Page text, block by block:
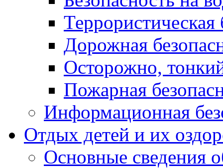
Террористическая
Дорожная
Осторожно,
Пожарная
Информационная
Отдых детей и их
Основные сведения